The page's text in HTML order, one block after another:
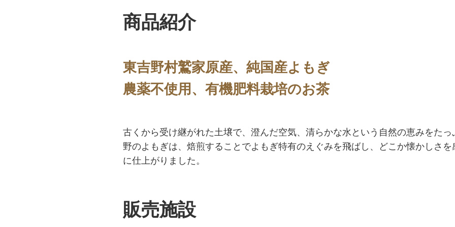
商品紹介
東吉野村鷲家原産、純国産よもぎ
農薬不使用、有機肥料栽培のお茶
古くから受け継がれた土壌で、澄んだ空気、清らかな水という自然の恵みをた
野のよもぎは、焙煎することでよもぎ特有のえぐみを飛ばし、どこか懐かしさ
に仕上がりました。
販売施設